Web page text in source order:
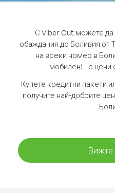
С Viber Out можете да
обаждания до Боливия от
на всеки номер в
мобилен! - с цени
Купете кредитни пакети
получите най-добрите
Вижте